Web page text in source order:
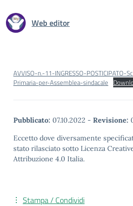
Web editor
AVVISO-n.-11-INGRESSO-POSTICIPATO-
Primaria-per-Assemblea-sindacale
Pubblicato: 07.10.2022 - Revisione:
Eccetto dove diversamente
stato rilasciato sotto Licenza
Attribuzione 4.0 Italia.
Stampa / Condividi